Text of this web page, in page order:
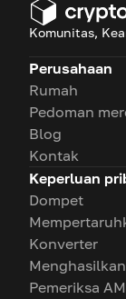
Komunitas,
Perusahaan
Rumah
Pedoman
Blog
Kontak
Keperluan
Dompet
Konverter
Menghasilkan
Pemeriksa